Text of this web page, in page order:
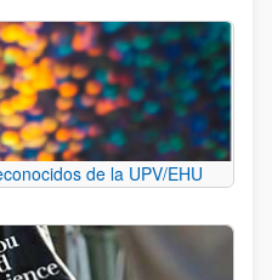
de la UPV/EHU